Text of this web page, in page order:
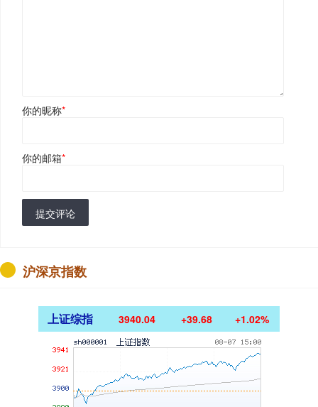
你的昵称*
你的邮箱*
提交评论
沪深京指数
上证综指 3940.04 +39.68 +1.02%